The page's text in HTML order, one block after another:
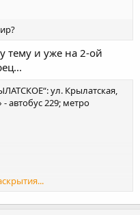
тему и уже на 2-ой
ул. Крылатская,
229; метро